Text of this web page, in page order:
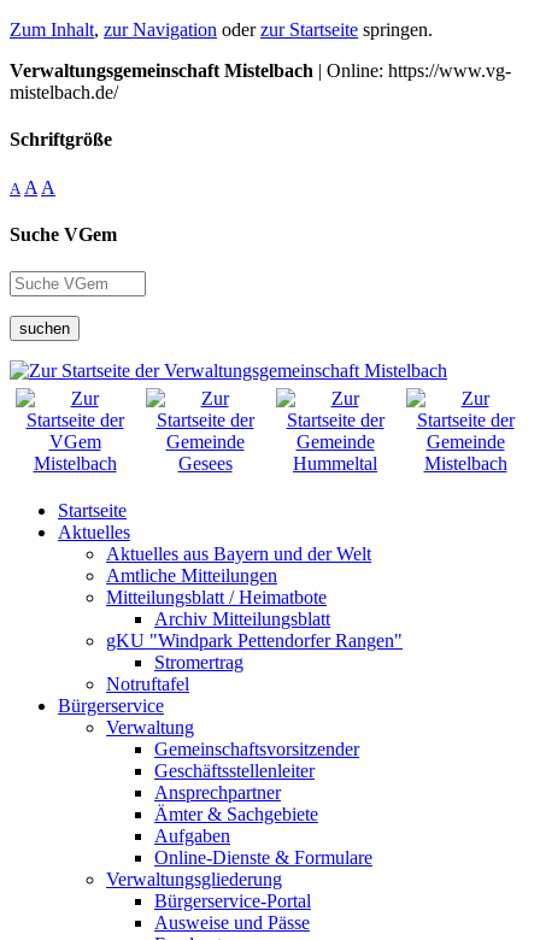
Zum Inhalt, zur Navigation oderzur Startseite springen.
Verwaltungsgemeinschaft Mistelbach | Online: https://www.vg-
mistelbach.de/
Schriftgröße
A A A
Suche VGem
suchen
Startseite
Aktuelles
Aktuelles aus Bayern und der Welt
Amtliche Mitteilungen
Mitteilungsblatt / Heimatbote
Archiv Mitteilungsblatt
gKU "Windpark Pettendorfer Rangen"
Stromertrag
Notruftafel
Bürgerservice
Verwaltung
Gemeinschaftsvorsitzender
Geschäftsstellenleiter
Ansprechpartner
Ämter & Sachgebiete
Aufgaben
Online-Dienste & Formulare
Verwaltungsgliederung
Bürgerservice-Portal
Ausweise und Pässe